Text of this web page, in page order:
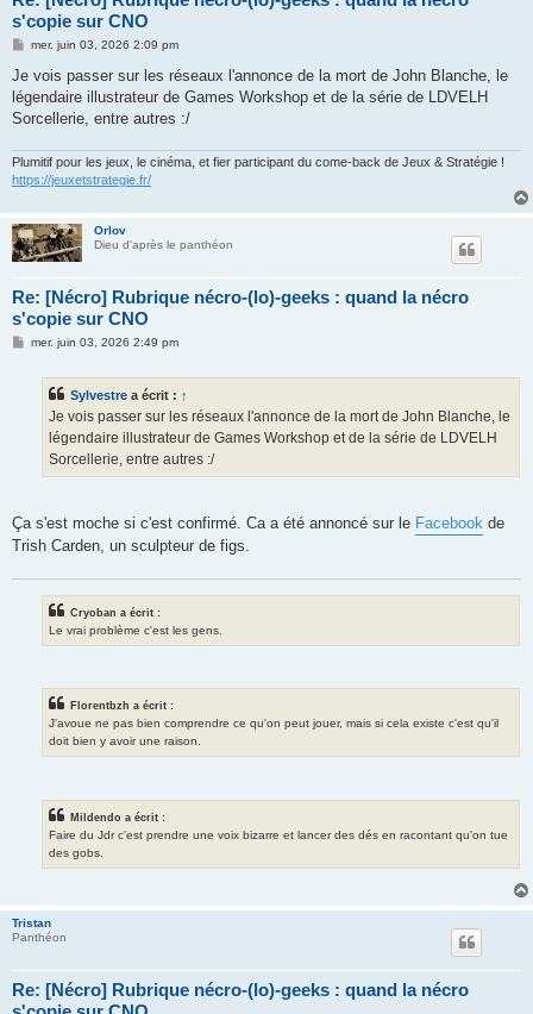
s'copie sur CNO
M
s
a
g
mer. juin 03, 2026 2:09 pm
Je vois passer sur les réseaux l'annonce de la mort de John Blanche, le
légendaire illustrateur de Games Workshop et de la série de LDVELH
Sorcellerie, entre autres :/
Plumitif pour les jeux, le cinéma, et fier participant du come-back de Jeux & Stratégie !
https://jeuxetstrategie.fr/
Orlov
Dieu d'après le panthéon
Re: [Nécro] Rubrique nécro-(lo)-geeks : quand la nécro
s'copie sur CNO
Mmer. juin 03, 2026 2:49 pm
Sylvestre a écrit : ↑
Je vois passer sur les réseaux l'annonce de la mort de John Blanche, le
légendaire illustrateur de Games Workshop et de la série de LDVELH
Sorcellerie, entre autres :/
Ça s'est moche si c'est confirmé. Ca a été annoncé sur le Facebook de
Trish Carden, un sculpteur de figs.
Cryoban a écrit :
Le vrai problème c'est les gens.
Florentbzh a écrit :
J'avoue ne pas bien comprendre ce qu'on peut jouer, mais si cela existe c'est qu'il
doit bien y avoir une raison.
Mildendo a écrit :
Faire du Jdr c'est prendre une voix bizarre et lancer des dés en racontant qu'on tue
des gobs.
Tristan
Panthéon
Re: [Nécro] Rubrique nécro-(lo)-geeks : quand la nécro